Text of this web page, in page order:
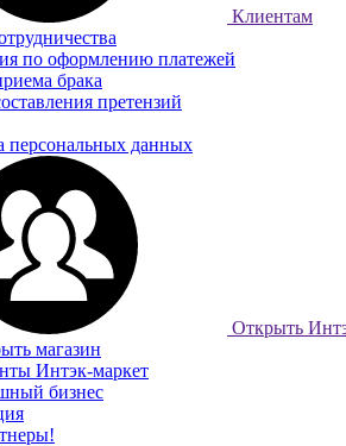
Клиентам
по оформлению платежей
брака
претензий
персональных данных
Открыть
магазин
Интэк-маркет
бизнес